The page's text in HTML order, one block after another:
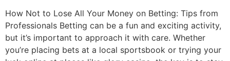
How Not to Lose All Your Money on Betting: Tips from
Professionals Betting can be a fun and exciting activity,
but it’s important to approach it with care. Whether
you’re placing bets at a local sportsbook or trying your